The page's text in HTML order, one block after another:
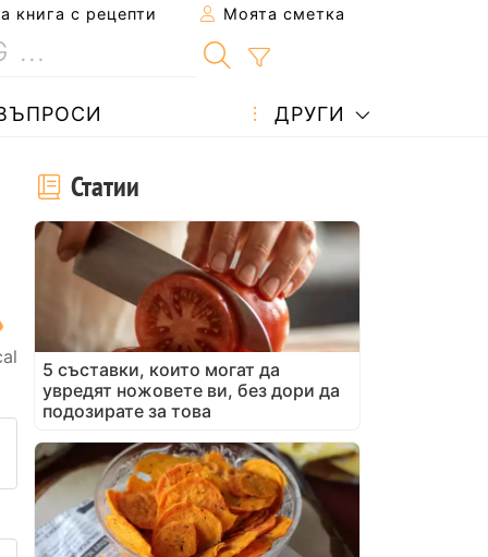
книга с рецепти Моята сметка
ДРУГИ
на приятел
на тази страница
въпрос на автора
своя снимка
Статии
5 съставки, които могат да
увредят ножовете ви, без дори да
подозирате за това